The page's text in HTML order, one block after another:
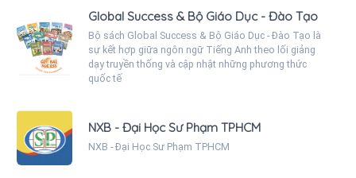
Global Success & Bộ Giáo Dục - Đào Tạo
Bộ sách Global Success & Bộ Giáo Dục - Đào Tạo là
sự kết hợp giữa ngôn ngữ Tiếng Anh theo lối giảng
dạy truyền thống và cập nhật những phương thức
quốc tế
NXB - Đại Học Sư Phạm TPHCM
NXB - Đại Học Sư Phạm TPHCM